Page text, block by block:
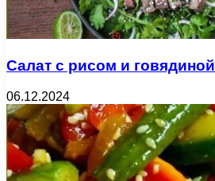
Салат с рисом и говядиной
06.12.2024